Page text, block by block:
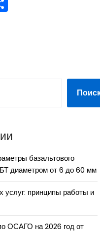
базальтового
диаметром от 6 до 60 мм
услуг: принципы работы и
ОСАГО на 2026 год от